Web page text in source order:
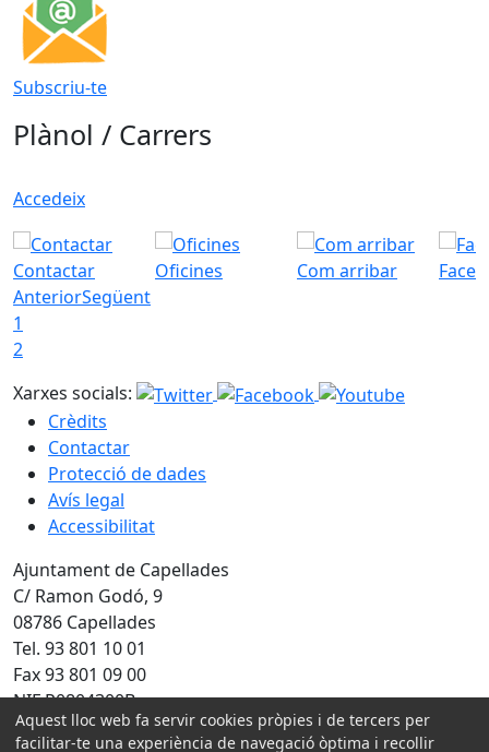
Subscriu-te
Plànol / Carrers
Accedeix
Contactar Oficines Com arribar
AnteriorSegüent
1
2
Xarxes socials:
Crèdits
Contactar
Protecció de dades
Avís legal
Accessibilitat
Ajuntament de Capellades
C/ Ramon Godó, 9
08786 Capellades
Tel. 93 801 10 01
Fax 93 801 09 00
NIF P0804300B
Amb la col·laboració de:
Aquest lloc web fa servir cookies pròpies i de tercers per
facilitar-te una experiència de navegació òptima i recollir